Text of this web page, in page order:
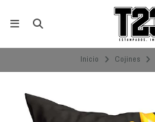
Inicio Cojines